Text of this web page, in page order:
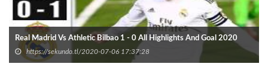
Real Madrid Vs Athletic Bilbao 1 - 0 All Highlights And Goal 2020
https://sekundo.tl/2020-07-06 17:37:28